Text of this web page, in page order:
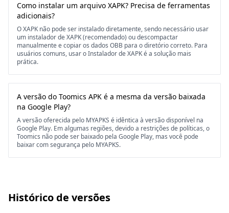
Como instalar um arquivo XAPK? Precisa de ferramentas
adicionais?
O XAPK não pode ser instalado diretamente, sendo necessário usar
um instalador de XAPK (recomendado) ou descompactar
manualmente e copiar os dados OBB para o diretório correto. Para
usuários comuns, usar o Instalador de XAPK é a solução mais
prática.
A versão do Toomics APK é a mesma da versão baixada
na Google Play?
A versão oferecida pelo MYAPKS é idêntica à versão disponível na
Google Play. Em algumas regiões, devido a restrições de políticas, o
Toomics não pode ser baixado pela Google Play, mas você pode
baixar com segurança pelo MYAPKS.
Histórico de versões